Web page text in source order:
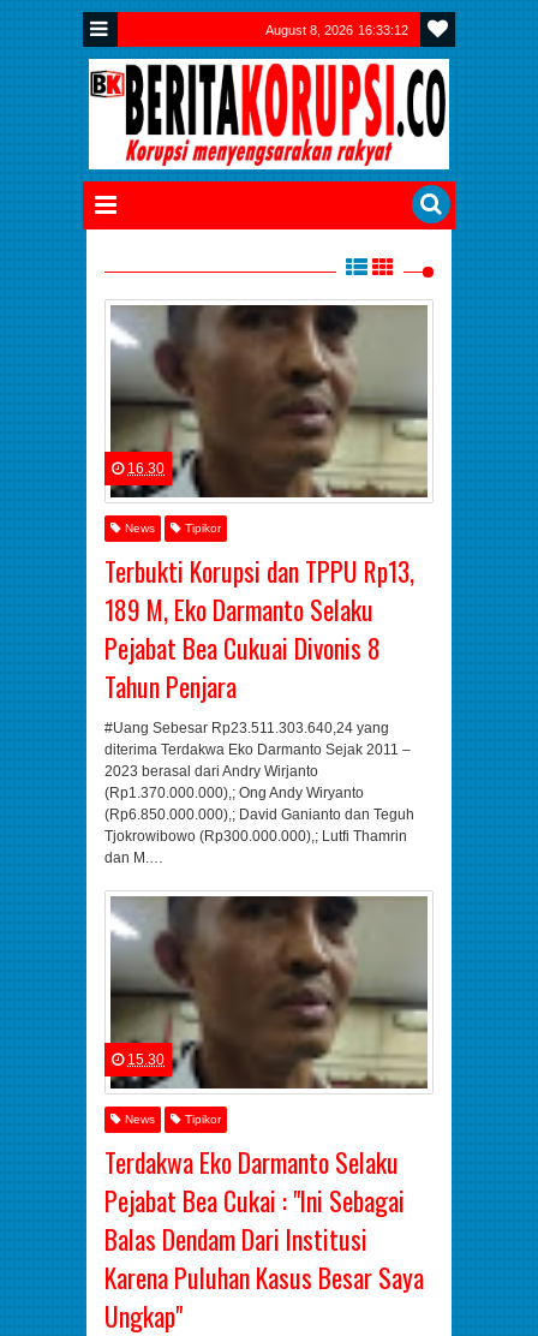
August 8, 2026 16:33:12
16.30
News Tipikor
Terbukti Korupsi dan TPPU Rp13,
189 M, Eko Darmanto Selaku
Pejabat Bea Cukuai Divonis 8
Tahun Penjara
#Uang Sebesar Rp23.511.303.640,24 yang
diterima Terdakwa Eko Darmanto Sejak 2011 –
2023 berasal dari Andry Wirjanto
(Rp1.370.000.000),; Ong Andy Wiryanto
(Rp6.850.000.000),; David Ganianto dan Teguh
Tjokrowibowo (Rp300.000.000),; Lutfi Thamrin
dan M.…
15.30
News Tipikor
Terdakwa Eko Darmanto Selaku
Pejabat Bea Cukai : "Ini Sebagai
Balas Dendam Dari Institusi
Karena Puluhan Kasus Besar Saya
Ungkap"